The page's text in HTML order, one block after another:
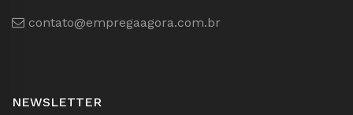
contato@empregaagora.com.br
NEWSLETTER